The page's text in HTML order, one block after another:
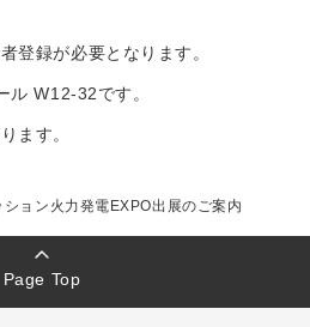
登録が必要となります。
ル W12-32です。
ます。
ション火力発電EXPO出展のご案内
Page Top